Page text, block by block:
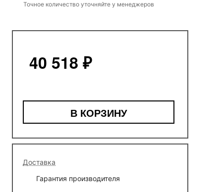
Точное количество уточняйте у менеджеров
40 518 ₽
В КОРЗИНУ
Доставка
Гарантия производителя